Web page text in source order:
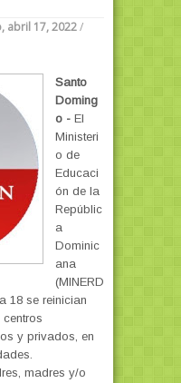
abril 17, 2022 /
Santo
Doming
o -El
Ministeri
o de
Educaci
ón de la
Repúblic
a
Dominic
ana
(MINERD
18 se reinician
y privados, en
madres y/o